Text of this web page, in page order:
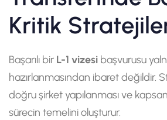
Kritik
Başarılı bir L-1 vizesi başvurusu
hazırlanmasından ibaret değildir.
doğru şirket yapılanması ve
sürecin temelini oluşturur.